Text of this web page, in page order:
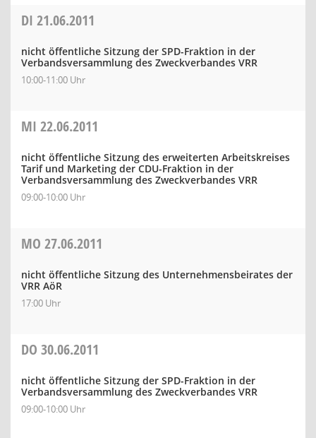
DI 21.06.2011
nicht öffentliche Sitzung der SPD-Fraktion in der
Verbandsversammlung des Zweckverbandes VRR
10:00-11:00 Uhr
MI 22.06.2011
nicht öffentliche Sitzung des erweiterten Arbeitskreises
Tarif und Marketing der CDU-Fraktion in der
Verbandsversammlung des Zweckverbandes VRR
09:00-10:00 Uhr
MO 27.06.2011
nicht öffentliche Sitzung des Unternehmensbeirates der
VRR AöR
17:00 Uhr
DO 30.06.2011
nicht öffentliche Sitzung der SPD-Fraktion in der
Verbandsversammlung des Zweckverbandes VRR
09:00-10:00 Uhr